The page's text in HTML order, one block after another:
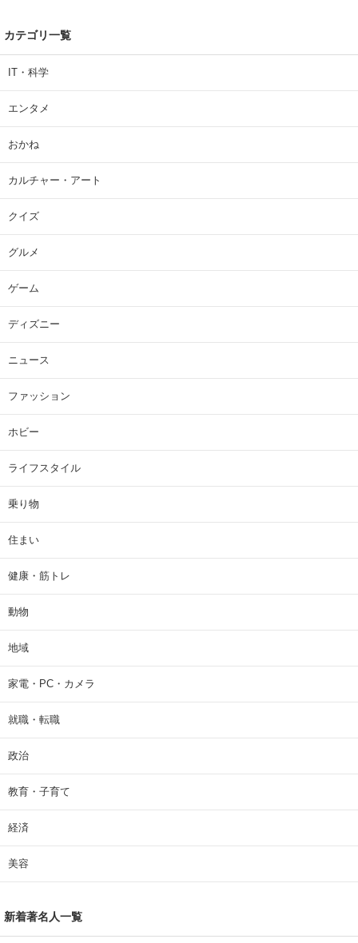
カテゴリ一覧
IT・科学
エンタメ
おかね
カルチャー・アート
クイズ
グルメ
ゲーム
ディズニー
ニュース
ファッション
ホビー
ライフスタイル
乗り物
住まい
健康・筋トレ
動物
地域
家電・PC・カメラ
就職・転職
政治
教育・子育て
経済
美容
新着著名人一覧